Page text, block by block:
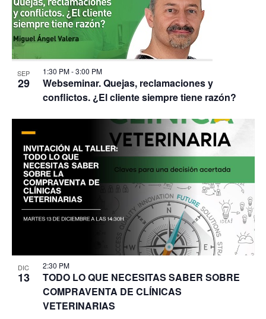
SEP
29
1:30 PM-3:00 PM
Webseminar. Quejas, reclamaciones y
conflictos. ¿El cliente siempre tiene razón?
DIC
13
2:30 PM
TODO LO QUE NECESITAS SABER SOBRE
COMPRAVENTA DE CLÍNICAS
VETERINARIAS